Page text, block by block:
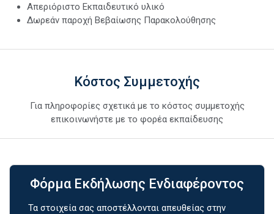
Απεριόριστο Εκπαιδευτικό υλικό
Δωρεάν παροχή Βεβαίωσης Παρακολούθησης
Κόστος Συμμετοχής
Για πληροφορίες σχετικά με το κόστος συμμετοχής
επικοινωνήστε με το φορέα εκπαίδευσης
Φόρμα Εκδήλωσης Ενδιαφέροντος
Τα στοιχεία σας αποστέλλονται απευθείας στην